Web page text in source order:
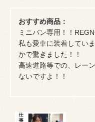
おすすめ商品：
ミニバン専用！！
私も愛車に装着してい
かで驚きました！！
高速道路等での、レー
ないですよ！！